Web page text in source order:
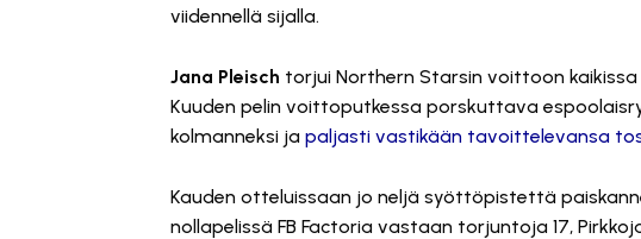
viidennellä sijalla.
Jana Pleisch torjui Northern Starsin voittoon
Kuuden pelin voittoputkessa porskuttava
kolmanneksi japaljasti vastikään tavoittelevansa
Kauden otteluissaan jo neljä syöttöpistettä
nollapelissä FB Factoria vastaan torjuntoja 17,